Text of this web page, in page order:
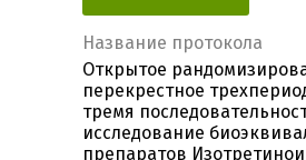
Название протокола
Открытое
перекрестное
тремя
исследование
препаратов